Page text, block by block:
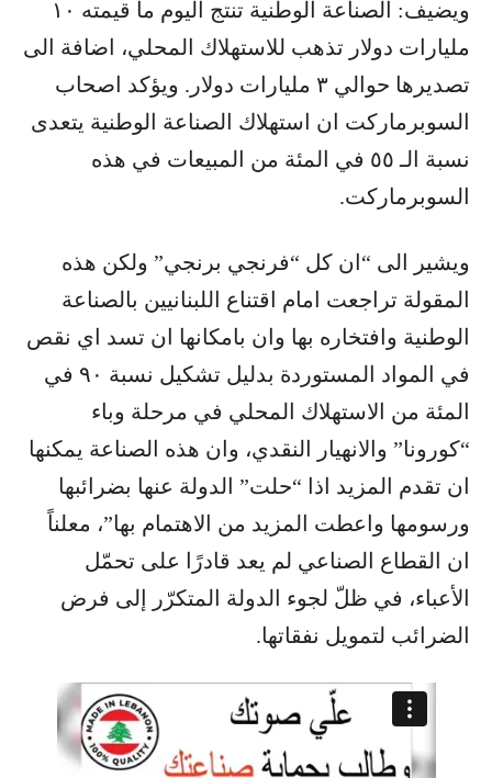
ويضيف: الصناعة الوطنية تنتج اليوم ما قيمته ١٠
مليارات دولار تذهب للاستهلاك المحلي، اضافة الى
تصديرها حوالي ٣ مليارات دولار. ويؤكد اصحاب
السوبرماركت ان استهلاك الصناعة الوطنية يتعدى
نسبة الـ ٥٥ في المئة من المبيعات في هذه
السوبرماركت.
ويشير الى “ان كل “فرنجي برنجي” ولكن هذه
المقولة تراجعت امام اقتناع اللبنانيين بالصناعة
الوطنية وافتخاره بها وان بامكانها ان تسد اي نقص
في المواد المستوردة بدليل تشكيل نسبة ٩٠ في
المئة من الاستهلاك المحلي في مرحلة وباء
“كورونا” والانهيار النقدي، وان هذه الصناعة يمكنها
ان تقدم المزيد اذا “حلت” الدولة عنها بضرائبها
ورسومها واعطت المزيد من الاهتمام بها”، معلناً
ان القطاع الصناعي لم يعد قادرًا على تحمّل
الأعباء، في ظلّ لجوء الدولة المتكرّر إلى فرض
الضرائب لتمويل نفقاتها.